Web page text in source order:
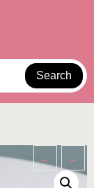
Search
← →